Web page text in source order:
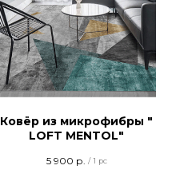
Ковёр из микрофибры "
LOFT MENTOL"
5 900 р. / 1 pc